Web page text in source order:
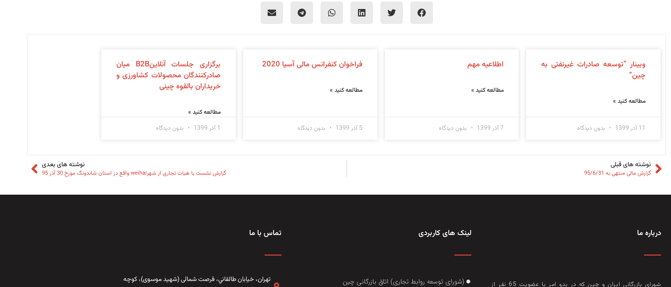
وبینار “توسعه صادرات غیرنفتی به
چین”
مطالعه کنید »
11 آذر 1399 بدون دیدگاه
اطلاعیه مهم
مطالعه کنید »
7 آذر 1399 بدون دیدگاه
فراخوان کنفرانس مالی آسیا 2020
مطالعه کنید »
5 آذر 1399 بدون دیدگاه
برگزاری جلسات آنلاینB2B میان
صادرکنندگان محصولات کشاورزی و
خریداران بالقوه چینی
مطالعه کنید »
1 آذر 1399
بدون دیدگاه
نوشته های قبلی
گزارش مالی منتهی به 95/6/31
نوشته های بعدی
گزارش نشست با هیات تجاری از شهرweihai واقع در استان شاندونگ مورخ 30 آذر 95
درباره ما
شورای بازرگانی ایران و چین که در بدو امر با عضويت 65 نفر از
لینک های کاربردی
(شورای توسعه روابط تجاری) اتاق بازرگانی چین
تماس با ما
تهران، خيابان طالقاني،‌ فرصت شمالی (شهید موسوی)، کوچه